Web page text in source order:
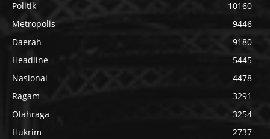
Politik
10160
Metropolis
9446
Daerah
9180
Headline
5445
Nasional
4478
Ragam
3291
Olahraga
3254
Hukrim
2737